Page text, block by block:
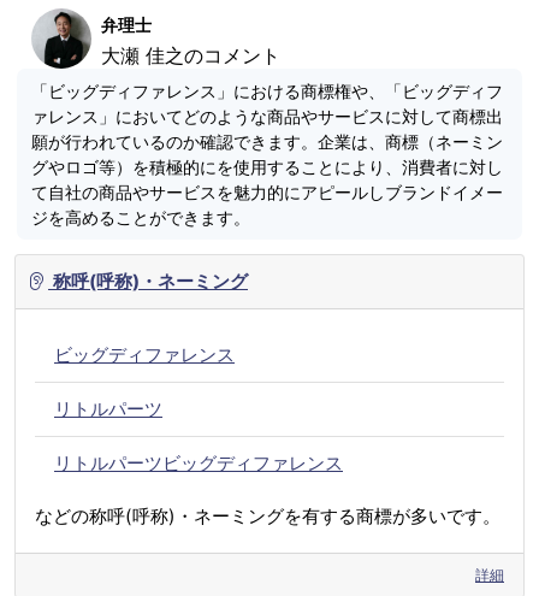
弁理士
大瀬 佳之のコメント
「ビッグディファレンス」における商標権や、「ビッグディフ
ァレンス」においてどのような商品やサービスに対して商標出
願が行われているのか確認できます。企業は、商標（ネーミン
グやロゴ等）を積極的にを使用することにより、消費者に対し
て自社の商品やサービスを魅力的にアピールしブランドイメー
ジを高めることができます。
称呼(呼称)・ネーミング
ビッグディファレンス
リトルパーツ
リトルパーツビッグディファレンス
などの称呼(呼称)・ネーミングを有する商標が多いです。
詳細